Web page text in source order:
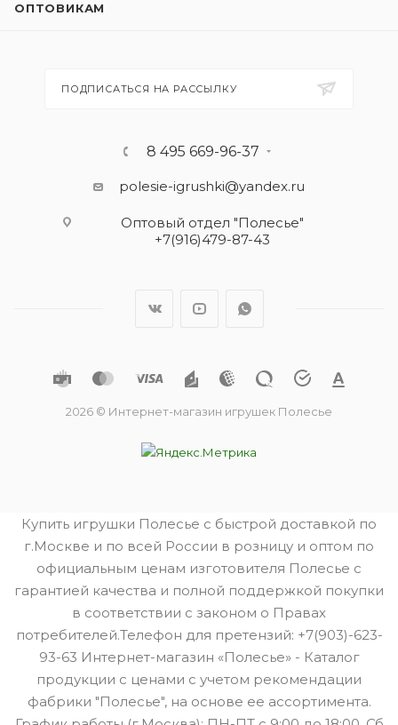
ОПТОВИКАМ
ПОДПИСАТЬСЯ НА РАССЫЛКУ
8 495 669-96-37
polesie-igrushki@yandex.ru
Оптовый отдел "Полесье"
+7(916)479-87-43
2026 © Интернет-магазин игрушек Полесье
Купить игрушки Полесье с быстрой доставкой по
г.Москве и по всей России в розницу и оптом по
официальным ценам изготовителя Полесье с
гарантией качества и полной поддержкой покупки
в соответствии с законом о Правах
потребителей.Телефон для претензий: +7(903)-623-
93-63 Интернет-магазин «Полесье» - Каталог
продукции с ценами с учетом рекомендации
фабрики "Полесье", на основе ее ассортимента.